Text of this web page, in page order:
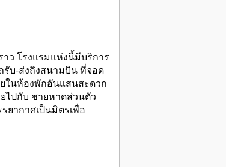
ว โรงแรมแห่งนี้มีบริการ
รับ-ส่งถึงสนามบิน ที่จอด
ในห้องพักอันแสนสะดวก
ไปกับ ชายหาดส่วนตัว
ยากาศเป็นมิตรเพื่อ